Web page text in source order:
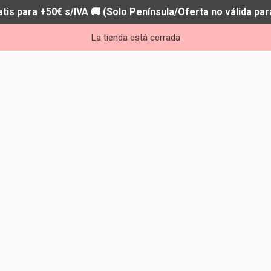
para +50€ s/IVA 🚚 (Solo Península/Oferta no válida
La tienda está cerrada